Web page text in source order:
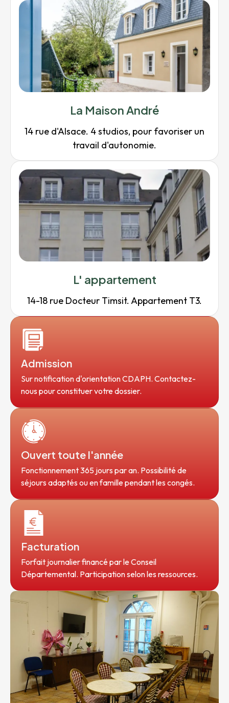
La Maison André
14 rue d'Alsace. 4 studios, pour favoriser un
travail d'autonomie.
L' appartement
14-18 rue Docteur Timsit. Appartement T3.
Admission
Sur notification d'orientation CDAPH. Contactez-
nous pour constituer votre dossier.
Ouvert toute l'année
Fonctionnement 365 jours par an. Possibilité de
séjours adaptés ou en famille pendant les congés.
Facturation
Forfait journalier financé par le Conseil
Départemental. Participation selon les ressources.